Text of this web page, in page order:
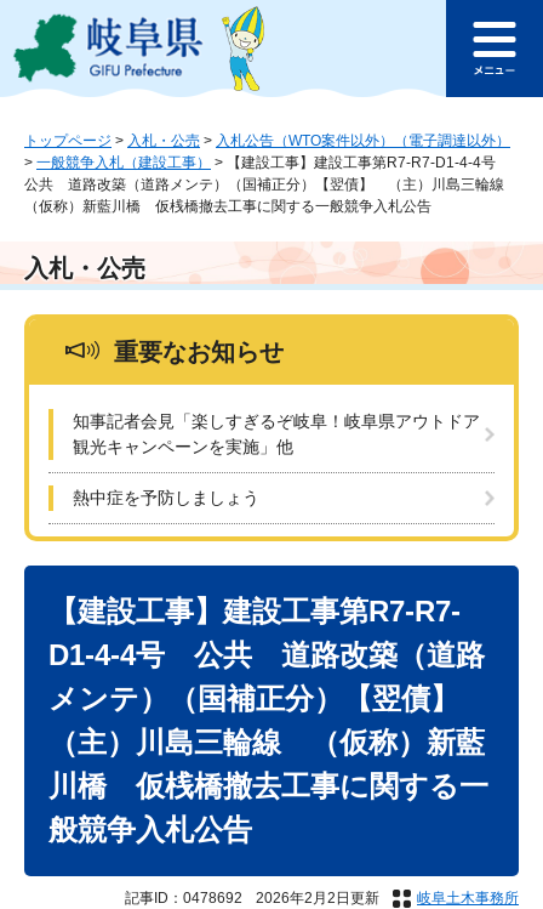
ジ
ュ
文
へ
このページの本文へ
ュ
トップページ > 入札・公売 > 入札公告（WTO案件以外）（電子調達以外）
> 一般競争入札（建設工事） >
【建設工事】建設工事第R7-R7-D1-4-4号
公共 道路改築（道路メンテ）（国補正分）【翌債】 （主）川島三輪線
（仮称）新藍川橋 仮桟橋撤去工事に関する一般競争入札公告
入札・公売
重要なお知らせ
知事記者会見「楽しすぎるぞ岐阜！岐阜県アウトドア
観光キャンペーンを実施」他
熱中症を予防しましょう
【建設工事】建設工事第R7-R7-
D1-4-4号 公共 道路改築（道路
メンテ）（国補正分）【翌債】
（主）川島三輪線 （仮称）新藍
川橋 仮桟橋撤去工事に関する一
般競争入札公告
記事ID：0478692 2026年2月2日更新 岐阜土木事務所